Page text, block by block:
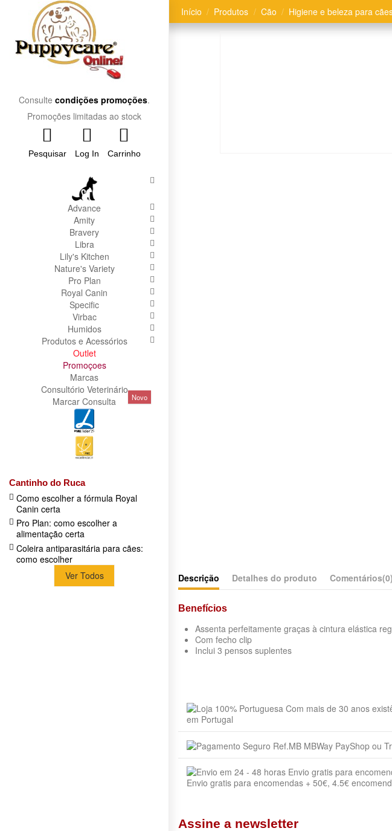
Consulte condições promoções.
Promoções limitadas ao stock
Pesquisar Log In Carrinho
Advance
Amity
Bravery
Libra
Lily's Kitchen
Nature's Variety
Pro Plan
Royal Canin
Specific
Virbac
Humidos
Produtos e Acessórios
Outlet
Promoçoes
Marcas
Consultório Veterinário
Marcar Consulta
Novo
Cantinho do Ruca
Como escolher a fórmula Royal
Canin certa
Pro Plan: como escolher a
alimentação certa
Coleira antiparasitária para cães:
como escolher
Ver Todos
Início Produtos Cão Higiene e beleza para
Descrição Detalhes do produto Comentários(0)
Benefícios
Assenta perfeitamente graças à cintura elástica
Com fecho clip
Inclui 3 pensos suplentes
Tamanho
Animal
Produto
(S) -> 24-31CM
(S-M) -> 32-39CM
(M) -> 40-49CM
(L) -> 50-59CM
(XL) -> 60-70CM
em Portugal
Envio gratis para encomendas + 50€, 4.5€
Assine a newsletter